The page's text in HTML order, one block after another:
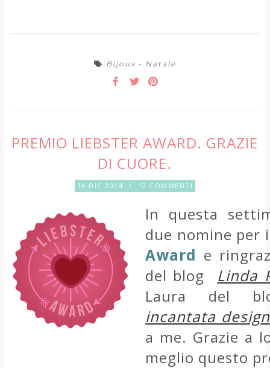
Bijoux • Natale
PREMIO LIEBSTER AWARD. GRAZIE
DI CUORE.
14 DIC 2014 • 12 COMMENTI
In questa
due nomine per
Award e
del blog Linda
Laura del
incantata design
a me. Grazie a
meglio questo